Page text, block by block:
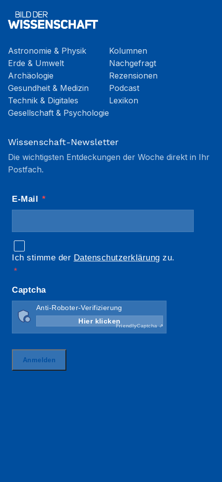
Astronomie & Physik
Erde & Umwelt
Archäologie
Gesundheit & Medizin
Technik & Digitales
Gesellschaft & Psychologie
Kolumnen
Nachgefragt
Rezensionen
Podcast
Lexikon
Wissenschaft-Newsletter
Die wichtigsten Entdeckungen der Woche direkt in Ihr
Postfach.